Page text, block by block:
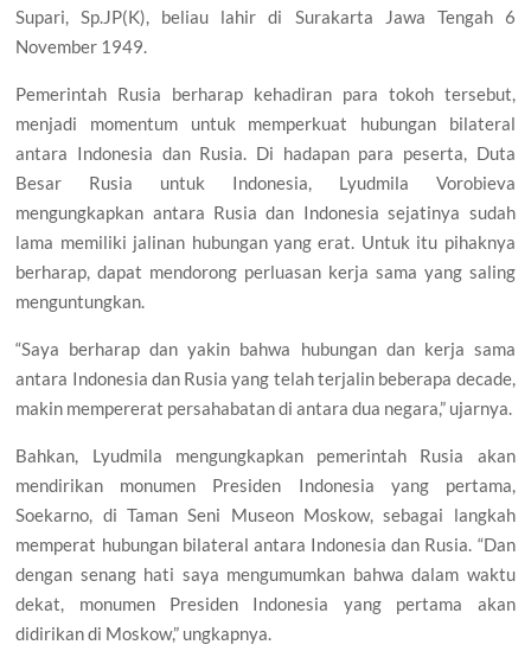
Supari, Sp.JP(K), beliau lahir di Surakarta Jawa Tengah 6
November 1949.
Pemerintah Rusia berharap kehadiran para tokoh tersebut,
menjadi momentum untuk memperkuat hubungan bilateral
antara Indonesia dan Rusia. Di hadapan para peserta, Duta
Besar Rusia untuk Indonesia, Lyudmila Vorobieva
mengungkapkan antara Rusia dan Indonesia sejatinya sudah
lama memiliki jalinan hubungan yang erat. Untuk itu pihaknya
berharap, dapat mendorong perluasan kerja sama yang saling
menguntungkan.
“Saya berharap dan yakin bahwa hubungan dan kerja sama
antara Indonesia dan Rusia yang telah terjalin beberapa decade,
makin mempererat persahabatan di antara dua negara,” ujarnya.
Bahkan, Lyudmila mengungkapkan pemerintah Rusia akan
mendirikan monumen Presiden Indonesia yang pertama,
Soekarno, di Taman Seni Museon Moskow, sebagai langkah
memperat hubungan bilateral antara Indonesia dan Rusia. “Dan
dengan senang hati saya mengumumkan bahwa dalam waktu
dekat, monumen Presiden Indonesia yang pertama akan
didirikan di Moskow,” ungkapnya.